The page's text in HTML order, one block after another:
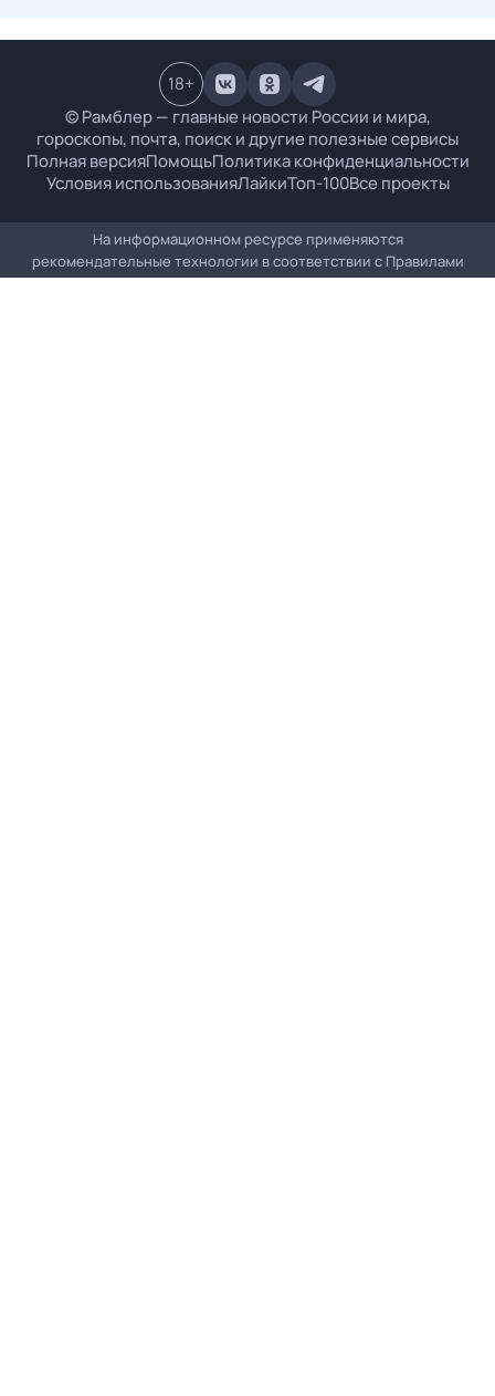
© Рамблер — главные новости России и мира,
гороскопы, почта, поиск и другие полезные сервисы
Полная версияПомощьПолитика конфиденциальности
Условия использованияЛайкиТоп-100Все проекты
18+
На информационном ресурсе применяются
рекомендательные технологии в соответствии с Правилами